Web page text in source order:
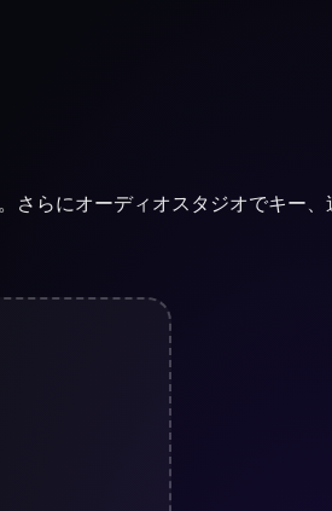
らにオーディオスタジオでキー、